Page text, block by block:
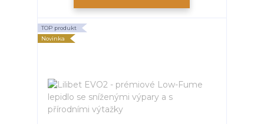
TOP produkt
Novinka